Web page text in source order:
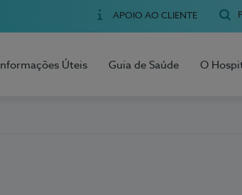
APOIO AO CLIENTE
Informações Úteis Guia de Saúde O